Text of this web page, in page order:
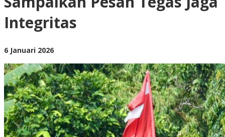
Tegas
Integritas
6 Januari 2026oleh